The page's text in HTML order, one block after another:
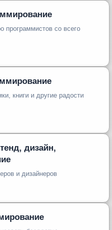
программистов со всего
книги и другие радости
дизайн,
и дизайнеров